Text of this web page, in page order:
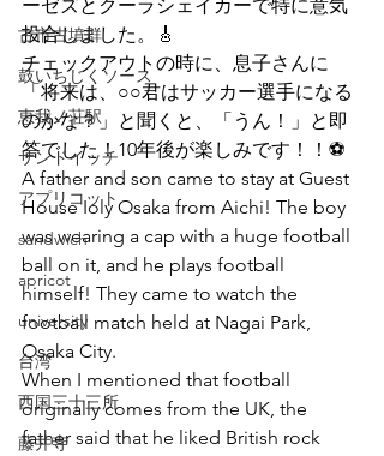
古市古墳群
鼓いちじくソース
恵我ノ荘駅
サンドイッチ
アプリコット
sandwich
apricot
university
台湾
西国三十三所
藤井寺
ーゼズとクーラシェイカーで特に意気
投合しました。🎸
チェックアウトの時に、息子さんに
「将来は、○○君はサッカー選手になる
のかな？」と聞くと、「うん！」と即
答でした！10年後が楽しみです！！⚽
A father and son came to stay at Guest
House Ioly Osaka from Aichi! The boy
was wearing a cap with a huge football
ball on it, and he plays football
himself! They came to watch the
football match held at Nagai Park,
Osaka City.
When I mentioned that football
originally comes from the UK, the
father said that he liked British rock